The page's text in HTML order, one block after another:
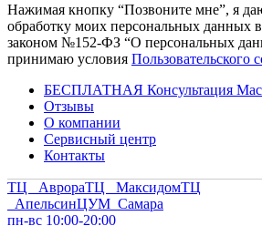
Нажимая кнопку “Позвоните мне”, я
обработку моих персональных данных в
законом №152-ФЗ “О персональных
принимаю условия Пользовательского
БЕСПЛАТНАЯ Консультация
Отзывы
О компании
Сервисный центр
Контакты
ТЦ АврораТЦ МаксидомТЦ
АпельсинЦУМ Самара
пн-вс 10:00-20:00